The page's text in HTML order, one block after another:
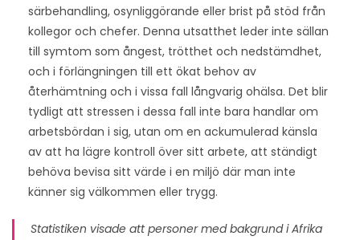
särbehandling, osynliggörande eller brist på stöd från
kollegor och chefer. Denna utsatthet leder inte sällan
till symtom som ångest, trötthet och nedstämdhet,
och i förlängningen till ett ökat behov av
återhämtning och i vissa fall långvarig ohälsa. Det blir
tydligt att stressen i dessa fall inte bara handlar om
arbetsbördan i sig, utan om en ackumulerad känsla
av att ha lägre kontroll över sitt arbete, att ständigt
behöva bevisa sitt värde i en miljö där man inte
känner sig välkommen eller trygg.
Statistiken visade att personer med bakgrund i Afrika